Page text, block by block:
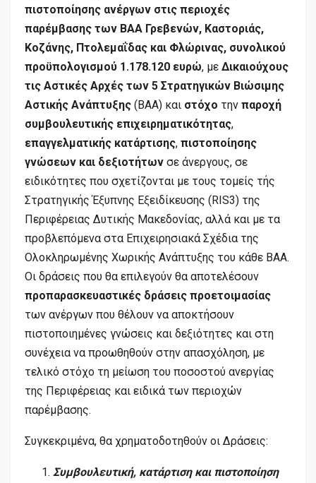
πιστοποίησης ανέργων στις περιοχές
παρέμβασης των ΒΑΑ Γρεβενών, Καστοριάς,
Κοζάνης, Πτολεμαΐδας και Φλώρινας, συνολικού
προϋπολογισμού 1.178.120 ευρώ, με Δικαιούχους
τις Αστικές Αρχές των 5 Στρατηγικών Βιώσιμης
Αστικής Ανάπτυξης (ΒΑΑ) και στόχο την παροχή
συμβουλευτικής επιχειρηματικότητας,
επαγγελματικής κατάρτισης, πιστοποίησης
γνώσεων και δεξιοτήτων σε άνεργους, σε
ειδικότητες που σχετίζονται με τους τομείς τής
Στρατηγικής Έξυπνης Εξειδίκευσης (RIS3) της
Περιφέρειας Δυτικής Μακεδονίας, αλλά και με τα
προβλεπόμενα στα Επιχειρησιακά Σχέδια της
Ολοκληρωμένης Χωρικής Ανάπτυξης του κάθε ΒΑΑ.
Οι δράσεις που θα επιλεγούν θα αποτελέσουν
προπαρασκευαστικές δράσεις προετοιμασίας
των ανέργων που θέλουν να αποκτήσουν
πιστοποιημένες γνώσεις και δεξιότητες και στη
συνέχεια να προωθηθούν στην απασχόληση, με
τελικό στόχο τη μείωση του ποσοστού ανεργίας
της Περιφέρειας και ειδικά των περιοχών
παρέμβασης.
Συγκεκριμένα, θα χρηματοδοτηθούν οι Δράσεις:
Συμβουλευτική, κατάρτιση και πιστοποίηση